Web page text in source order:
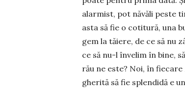
alarmist, pot năvăli peste
asta să fie o cotitură, una
gem la tăiere, de ce să nu
ce să nu-l învelim în bine,
rău ne este? Noi, în
ghe­rită să fie splendidă e